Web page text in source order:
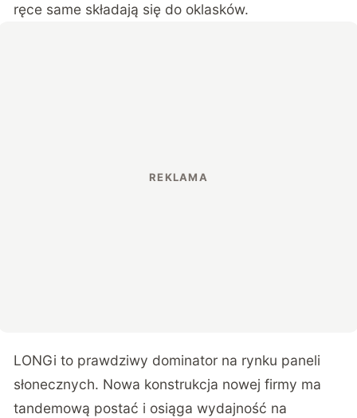
ręce same składają się do oklasków.
LONGi to prawdziwy dominator na rynku paneli
słonecznych. Nowa konstrukcja nowej firmy ma
tandemową postać i osiąga wydajność na